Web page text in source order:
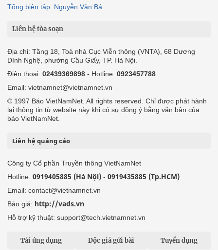
Tổng biên tập: Nguyễn Văn Bá
Liên hệ tòa soạn
Địa chỉ: Tầng 18, Toà nhà Cục Viễn thông (VNTA), 68 Dương
Đình Nghệ, phường Cầu Giấy, TP. Hà Nội.
Điện thoại: 02439369898 - Hotline: 0923457788
Email: vietnamnet@vietnamnet.vn
© 1997 Báo VietNamNet. All rights reserved. Chỉ được phát hành
lại thông tin từ website này khi có sự đồng ý bằng văn bản của
báo VietNamNet.
Liên hệ quảng cáo
Công ty Cổ phần Truyền thông VietNamNet
Hotline: 0919405885 (Hà Nội) - 0919435885 (Tp.HCM)
Email: contact@vietnamnet.vn
Báo giá: http://vads.vn
Hỗ trợ kỹ thuật: support@tech.vietnamnet.vn
Tải ứng dụng Độc giả gửi bài Tuyển dụng